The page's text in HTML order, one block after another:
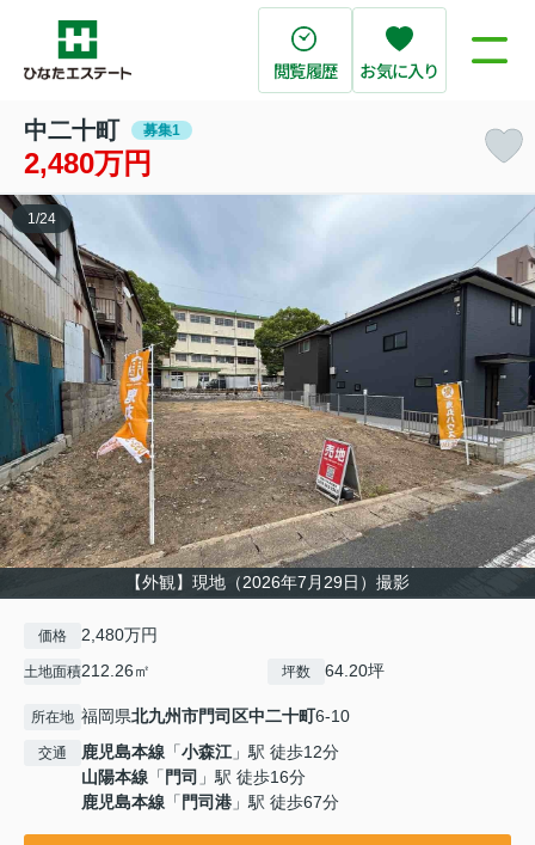
閲覧履歴 お気に入り
中二十町 募集1
2,480万円
【外観】現地（2026年7月29日）撮影
1 /24
価格 2,480万円
土地面積212.26㎡ 坪数 64.20坪
所在地 福岡県北九州市門司区中二十町6-10
交通 鹿児島本線 「小森江 」駅 徒歩12分
山陽本線 「 門司 」駅 徒歩16分
鹿児島本線 「 門司港 」駅 徒歩67分